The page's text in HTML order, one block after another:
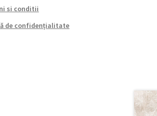
si conditii
de confidențialitate